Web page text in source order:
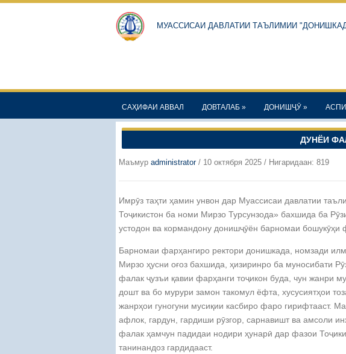
МУАССИСАИ ДАВЛАТИИ ТАЪЛИМИИ
САҲИФАИ АВВАЛ ДОВТАЛАБ » ДОНИШҶӮ »
ДУНЁИ
Маъмур administrator/ 10 октября 2025 / Нигаридаан: 819
Имрӯз таҳти ҳамин унвон дар Муассисаи давлатии
Тоҷикистон ба номи Мирзо Турсунзода» бахшида ба
устодон ва кормандону донишҷӯён барномаи бошукӯҳи
Барномаи фарҳангиро ректори донишкада, номзади
Мирзо ҳусни оғоз бахшида, ҳизиринро ба муносибати
фалак ҷузъи қавии фарҳанги тоҷикон буда, чун жанри
дошт ва бо мурури замон такомул ёфта, хусусиятҳои
жанрҳои гуногуни мусиқии касбиро фаро гирифтааст.
афлок, гардун, гардиши рӯзгор, сарнавишт ва амсоли
фалак ҳамчун падидаи нодири ҳунарӣ дар фазои
танинандоз гардидааст.